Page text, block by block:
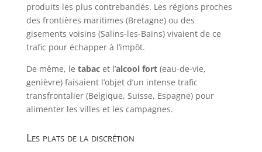
produits les plus contrebandés. Les régions proches
des frontières maritimes (Bretagne) ou des
gisements voisins (Salins-les-Bains) vivaient de ce
trafic pour échapper à l’impôt.
De même, le tabacet l’alcool fort(eau-de-vie,
genièvre) faisaient l’objet d’un intense trafic
transfrontalier (Belgique, Suisse, Espagne) pour
alimenter les villes et les campagnes.
Les plats de la discrétion